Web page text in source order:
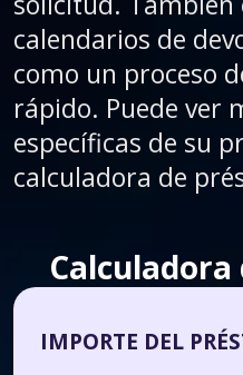
calendarios de
como un proceso
rápido. Puede ver
específicas de su
calculadora de
IMPORTE DEL